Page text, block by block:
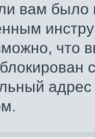
вам
что
адрес